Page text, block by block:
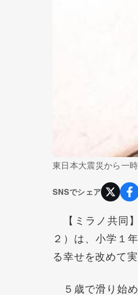
東日本大震災から一
SNSでシェア
【ミラノ共同
２）は、小学１
る幸せを改めて
５歳で滑り始